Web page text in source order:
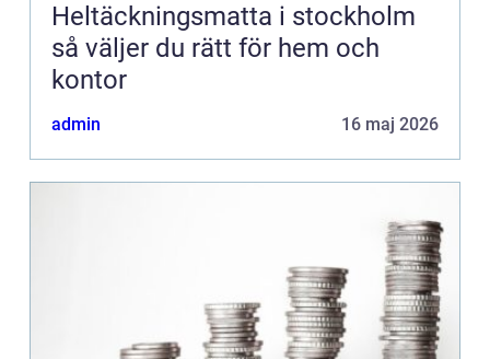
Heltäckningsmatta i stockholm
så väljer du rätt för hem och
kontor
admin 16 maj 2026